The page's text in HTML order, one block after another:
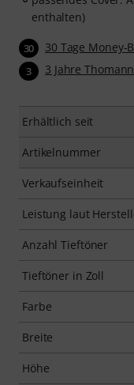
enthalten)
30 30 Tage Money-
3 3 Jahre
Erhältlich seit
Artikelnummer
Verkaufseinheit
Leistung laut
Anzahl Tieftöner
Tieftöner in Zoll
Farbe
Breite
Höhe